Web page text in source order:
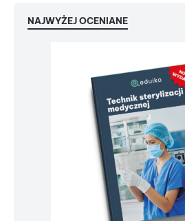
NAJWYŻEJ OCENIANE